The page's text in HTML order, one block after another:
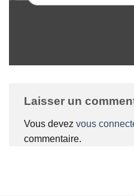
Laisser un
Vous devez vous
commentaire.